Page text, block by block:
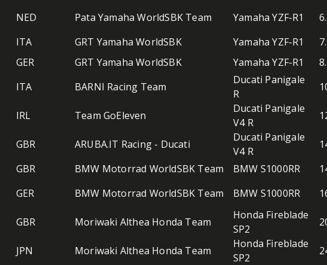
NED Pata Yamaha WorldSBK Team Yamaha YZF-R1
ITA GRT Yamaha WorldSBK Yamaha YZF-R1
GER GRT Yamaha WorldSBK Yamaha YZF-R1
ITA BARNI Racing Team
Ducati Panigale
R
IRL Team GoEleven
Ducati Panigale
V4 R
GBR ARUBA.IT Racing - Ducati
Ducati Panigale
V4 R
GBR BMW Motorrad WorldSBK Team BMW S1000RR
GER BMW Motorrad WorldSBK Team BMW S1000RR
GBR Moriwaki Althea Honda Team
Honda Fireblade
SP2
JPN Moriwaki Althea Honda Team
Honda Fireblade
SP2